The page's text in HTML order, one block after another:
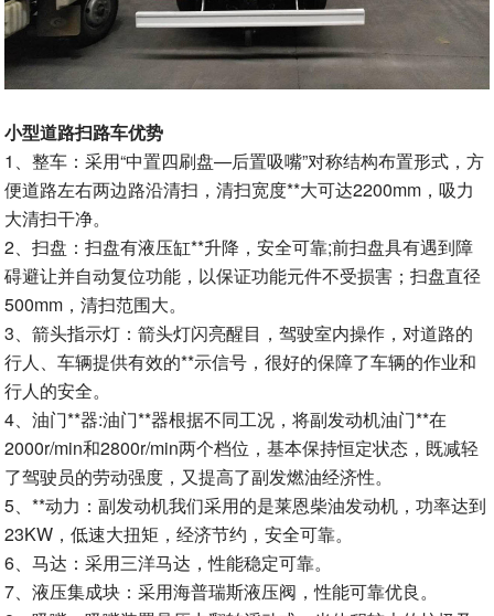
小型道路扫路车优势
1、整车：采用“中置四刷盘—后置吸嘴”对称结构布置形式，方
便道路左右两边路沿清扫，清扫宽度**大可达2200mm，吸力
大清扫干净。
2、扫盘：扫盘有液压缸**升降，安全可靠;前扫盘具有遇到障
碍避让并自动复位功能，以保证功能元件不受损害；扫盘直径
500mm，清扫范围大。
3、箭头指示灯：箭头灯闪亮醒目，驾驶室内操作，对道路的
行人、车辆提供有效的**示信号，很好的保障了车辆的作业和
行人的安全。
4、油门**器:油门**器根据不同工况，将副发动机油门**在
2000r/min和2800r/min两个档位，基本保持恒定状态，既减轻
了驾驶员的劳动强度，又提高了副发燃油经济性。
5、**动力：副发动机我们采用的是莱恩柴油发动机，功率达到
23KW，低速大扭矩，经济节约，安全可靠。
6、马达：采用三洋马达，性能稳定可靠。
7、液压集成块：采用海普瑞斯液压阀，性能可靠优良。